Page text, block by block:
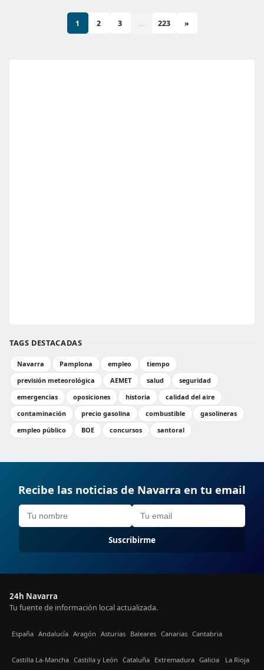
1 2 3 ... 223 »
TAGS DESTACADAS
Navarra Pamplona empleo
tiempo
previsión meteorológica
AEMET salud
seguridad
emergencias
oposiciones historia
calidad del aire
contaminación
precio gasolina combustible
gasolineras
empleo público
BOE concursos santoral
Recibe las noticias de Navarra en tu email
Suscribirme
24h Navarra
Tu fuente de información local actualizada.
España Andalucía Aragón Asturias Baleares Canarias Cantabria
Castilla La-Mancha Castilla y León Cataluña Extremadura Galicia La Rioja